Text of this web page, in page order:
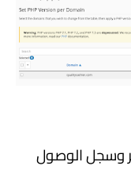
وسجل الوصول